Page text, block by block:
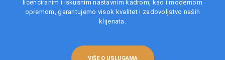
licenciranim i iskusnim nastavnim kadrom, kao i modernom
opremom, garantujemo visok kvalitet i zadovoljstvo naših
klijenata.
VIŠE O USLUGAMA